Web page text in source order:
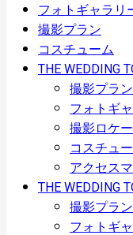
フォトギャラリ
撮影プラン
コスチューム
THE WEDDING
撮影プラ
フォトギ
撮影ロケ
コスチュ
アクセス
THE WEDDING
撮影プラ
フォトギ